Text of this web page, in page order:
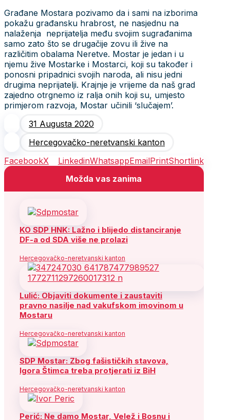
Građane Mostara pozivamo da i sami na izborima
pokažu građansku hrabrost, ne nasjednu na
nalaženja neprijatelja među svojim sugrađanima
samo zato što se drugačije zovu ili žive na
različitim obalama Neretve. Mostar je jedan i u
njemu žive Mostarke i Mostarci, koji su također i
ponosni pripadnici svojih naroda, ali nisu jedni
drugima neprijatelji. Krajnje je vrijeme da naš grad
zajedno otrgnemo iz ralja onih koji su, umjesto
primjerom razvoja, Mostar učinili ‘slučajem’.
31 Augusta 2020
Hercegovačko-neretvanski kanton
FacebookX LinkedinWhatsappEmailPrintShortlink
Možda vas zanima
KO SDP HNK: Lažno i blijedo distanciranje
DF-a od SDA više ne prolazi
Hercegovačko-neretvanski kanton
Lulić: Objaviti dokumente i zaustaviti
pravno nasilje nad vakufskom imovinom u
Mostaru
Hercegovačko-neretvanski kanton
SDP Mostar: Zbog fašističkih stavova,
Igora Štimca treba protjerati iz BiH
Hercegovačko-neretvanski kanton
Perić: Ne damo Mostar, Velež i Bosnu i